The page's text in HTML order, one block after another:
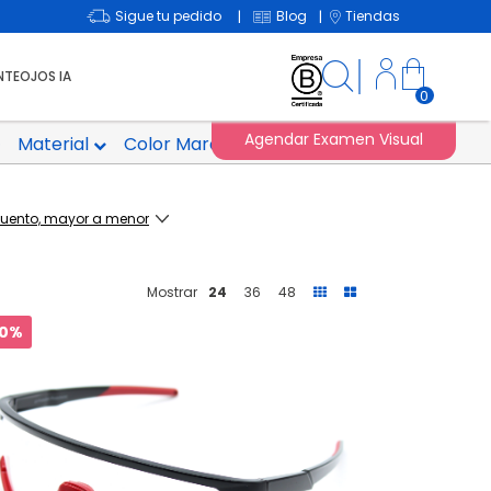
Sigue tu pedido | Blog | Tiendas
IA
0
Agendar Examen Visual
Material Color Marco Polarizado
Mostrar 24 36 48